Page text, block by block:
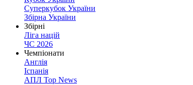
Суперкубок України
Збірна України
Збірні
Ліга націй
ЧС 2026
Чемпіонати
Англія
Іспанія
АПЛ Top News